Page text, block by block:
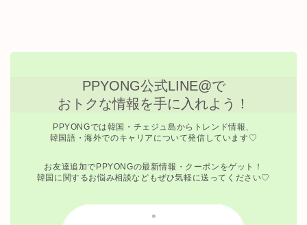
PPYONG公式LINE@で
おトクな情報を手に入れよう！
PPYONGでは韓国・チェジュ島からトレンド情報、
韓国語・海外でのキャリアについて発信しています♡
お友達追加でPPYONGの最新情報・クーポンをゲット！
韓国に関するお悩み相談などもぜひ気軽に送ってください♡